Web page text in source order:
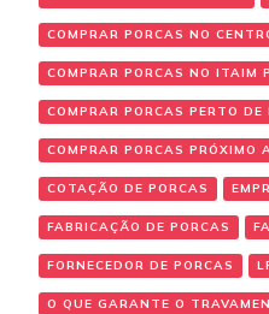
COMPRAR PORCAS NO
COMPRAR PORCAS NO ITAIM
COMPRAR PORCAS PERTO DE
COMPRAR PORCAS PRÓXIMO
COTAÇÃO DE PORCAS
FABRICAÇÃO DE PORCAS
FORNECEDOR DE PORCAS
O QUE GARANTE O